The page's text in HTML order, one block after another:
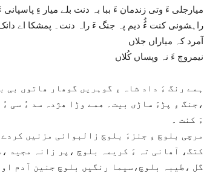
میارجلی ءَ وتی زندمان ءَ ببا بہ دنت بلے میار ءِ
راہشونی کنت ءُُ دیم پہ جنگ ءَ راہ دنت۔ پمشکا اے دانک
آمرد کہ میاراں جلاں
نیمروچ ءَ نہ وپساں کُلاں
ہمے رنگ ءَ داد شاہ ءِ گوہریں گوھار ھاتوں بی
،جنگ ءِ پڑءَ ساڑی بیت۔ ھمے وڑا ھژدہ سد ءُ سی
ءَ کنت ۔
مرچی بلوچ ءِ جنزءَ بلوچ زالبوانی مزنیں
کتگ، آھانی تہ ءَ کریمہ بلوچ ،پر زانہ مجید
گل ،طیبہ بلوچ،سیما رنگیں بلوچ جنین آدم